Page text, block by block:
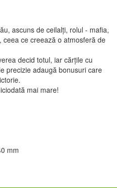
ascuns de ceilalți, rolul - mafia,
ce creează o atmosferă de
decid totul, iar cărțile cu
precizie adaugă bonusuri care
mai mare!
mm